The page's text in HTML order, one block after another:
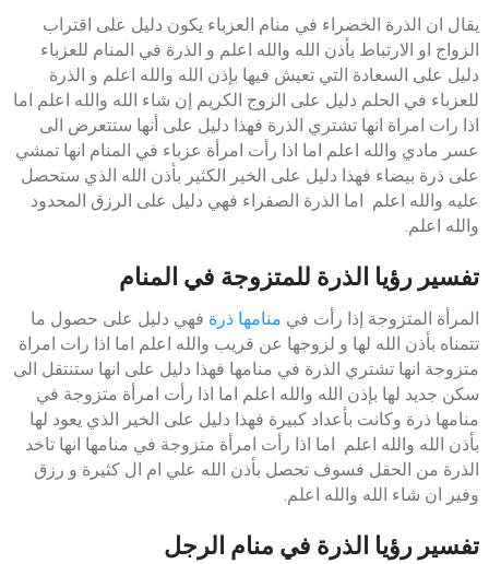
يقال ان الذرة الخضراء في منام العزباء يكون دليل على اقتراب
الزواج او الارتباط بأذن الله والله اعلم و الذرة في المنام للعزباء
دليل على السعادة التي تعيش فيها بإذن الله والله اعلم و الذرة
للعزباء في الحلم دليل على الزوج الكريم إن شاء الله والله اعلم اما
اذا رات امراة انها تشتري الذرة فهذا دليل على أنها ستتعرض الى
عسر مادي والله اعلم اما اذا رأت امرأة عزباء في المنام انها تمشي
على ذرة بيضاء فهذا دليل على الخير الكثير بأذن الله الذي ستحصل
عليه والله اعلم اما الذرة الصفراء فهي دليل على الرزق المحدود
والله اعلم.
تفسير رؤيا الذرة للمتزوجة في المنام
المرأة المتزوجة إذا رأت في منامها ذرة فهي دليل على حصول ما
تتمناه بأذن الله لها و لزوجها عن قريب والله اعلم اما اذا رات امراة
متزوجة انها تشتري الذرة في منامها فهذا دليل على انها ستنتقل الى
سكن جديد لها بإذن الله والله اعلم اما اذا رأت امرأة متزوجة في
منامها ذرة وكانت بأعداد كبيرة فهذا دليل على الخير الذي يعود لها
بأذن الله والله اعلم اما اذا رأت امرأة متزوجة في منامها انها تاخد
الذرة من الحقل فسوف تحصل بأذن الله علي ام ال كثيرة و رزق
وفير ان شاء الله والله اعلم.
تفسير رؤيا الذرة في منام الرجل